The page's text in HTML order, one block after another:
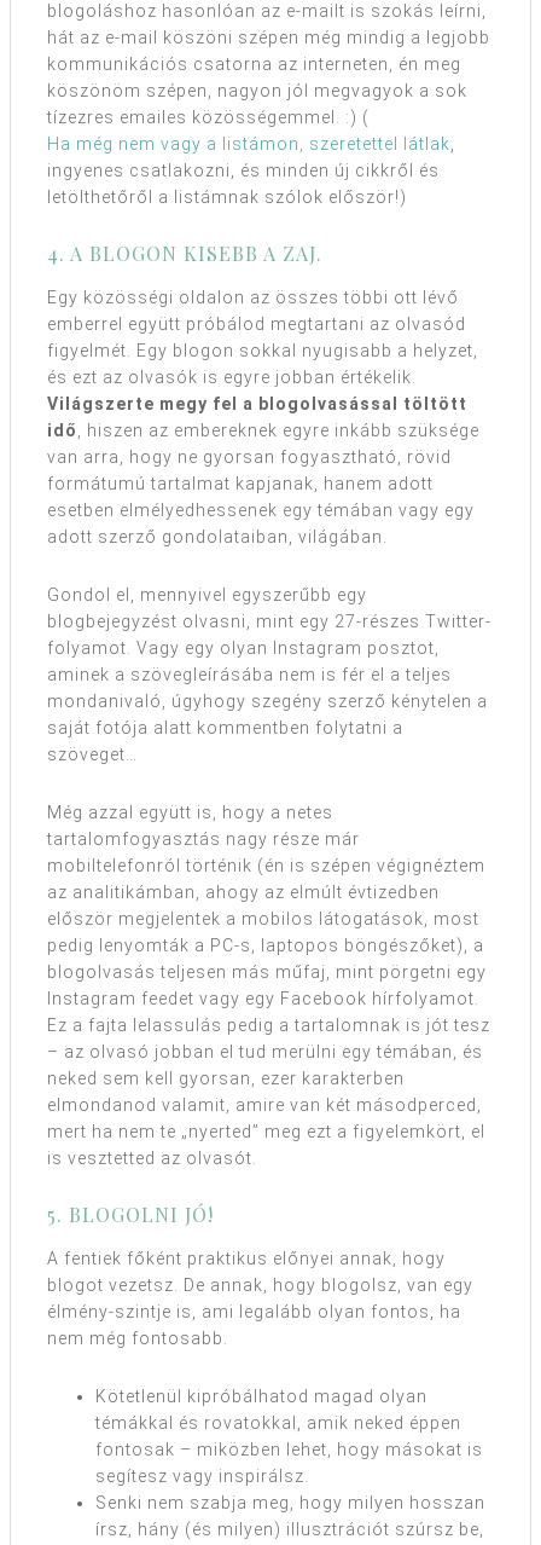
blogoláshoz hasonlóan az e-mailt is szokás leírni,
hát az e-mail köszöni szépen még mindig a legjobb
kommunikációs csatorna az interneten, én meg
köszönöm szépen, nagyon jól megvagyok a sok
tízezres emailes közösségemmel. :) (
Ha még nem vagy a listámon, szeretettel látlak,
ingyenes csatlakozni, és minden új cikkről és
letölthetőről a listámnak szólok először!)
4. A BLOGON KISEBB A ZAJ.
Egy közösségi oldalon az összes többi ott lévő
emberrel együtt próbálod megtartani az olvasód
figyelmét. Egy blogon sokkal nyugisabb a helyzet,
és ezt az olvasók is egyre jobban értékelik.
Világszerte megy fel a blogolvasással töltött
idő, hiszen az embereknek egyre inkább szüksége
van arra, hogy ne gyorsan fogyasztható, rövid
formátumú tartalmat kapjanak, hanem adott
esetben elmélyedhessenek egy témában vagy egy
adott szerző gondolataiban, világában.
Gondol el, mennyivel egyszerűbb egy
blogbejegyzést olvasni, mint egy 27-részes Twitter-
folyamot. Vagy egy olyan Instagram posztot,
aminek a szövegleírásába nem is fér el a teljes
mondanivaló, úgyhogy szegény szerző kénytelen a
saját fotója alatt kommentben folytatni a
szöveget…
Még azzal együtt is, hogy a netes
tartalomfogyasztás nagy része már
mobiltelefonról történik (én is szépen végignéztem
az analitikámban, ahogy az elmúlt évtizedben
először megjelentek a mobilos látogatások, most
pedig lenyomták a PC-s, laptopos böngészőket), a
blogolvasás teljesen más műfaj, mint pörgetni egy
Instagram feedet vagy egy Facebook hírfolyamot.
Ez a fajta lelassulás pedig a tartalomnak is jót tesz
– az olvasó jobban el tud merülni egy témában, és
neked sem kell gyorsan, ezer karakterben
elmondanod valamit, amire van két másodperced,
mert ha nem te „nyerted” meg ezt a figyelemkört, el
is vesztetted az olvasót.
5. BLOGOLNI JÓ!
A fentiek főként praktikus előnyei annak, hogy
blogot vezetsz. De annak, hogy blogolsz, van egy
élmény-szintje is, ami legalább olyan fontos, ha
nem még fontosabb.
Kötetlenül kipróbálhatod magad olyan
témákkal és rovatokkal, amik neked éppen
fontosak – miközben lehet, hogy másokat is
segítesz vagy inspirálsz.
Senki nem szabja meg, hogy milyen hosszan
írsz, hány (és milyen) illusztrációt szúrsz be,